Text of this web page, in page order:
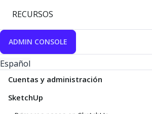
RECURSOS
ADMIN CONSOLE
Español
Cuentas y administración
SketchUp